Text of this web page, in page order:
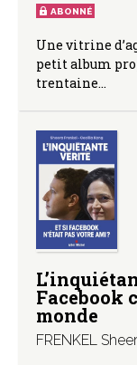
ABONNÉ
Une vitrine
petit album
trentaine…
Facebook
monde
FRENKEL